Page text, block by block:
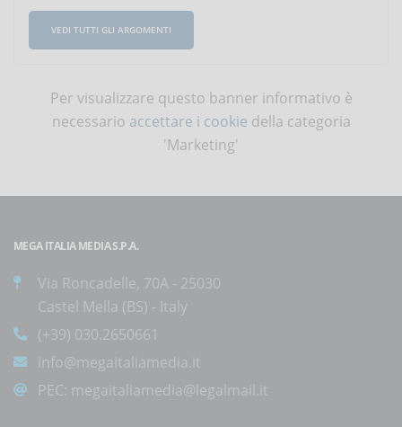
VEDI TUTTI GLI ARGOMENTI
Per visualizzare questo banner informativo è
necessario accettare i cookie della categoria
'Marketing'
MEGA ITALIA MEDIA S.P.A.
Via Roncadelle, 70A - 25030
Castel Mella (BS) - Italy
(+39) 030.2650661
info@megaitaliamedia.it
PEC: megaitaliamedia@legalmail.it